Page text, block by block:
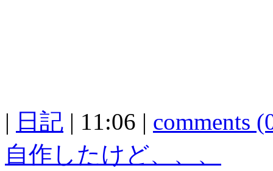
| 日記 | 11:06 | comments
自作したけど、、、